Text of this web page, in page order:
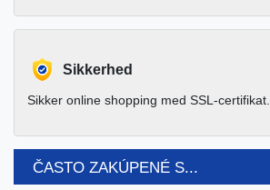
Sikkerhed
Sikker online shopping med SSL-certifikat.
ČASTO ZAKÚPENÉ S...